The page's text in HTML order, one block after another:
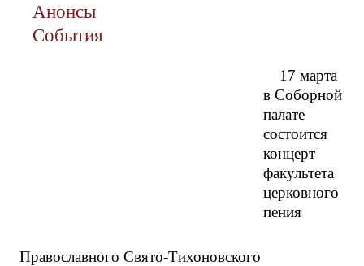
Анонсы
События
17 марта
в Соборной
палате
состоится
концерт
факультета
церковного
пения
Православного Свято-Тихоновского